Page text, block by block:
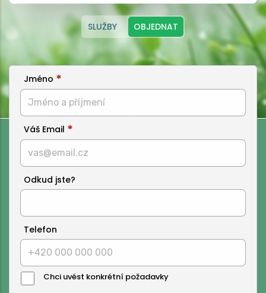
SLUŽBY OBJEDNAT
Jméno
Váš Email
Odkud jste?
Telefon
Chci uvést konkrétní požadavky